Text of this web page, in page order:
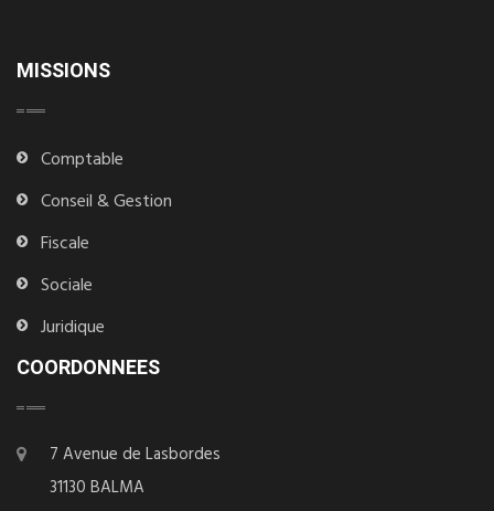
MISSIONS
Comptable
Conseil & Gestion
Fiscale
Sociale
Juridique
COORDONNEES
7 Avenue de Lasbordes
31130 BALMA